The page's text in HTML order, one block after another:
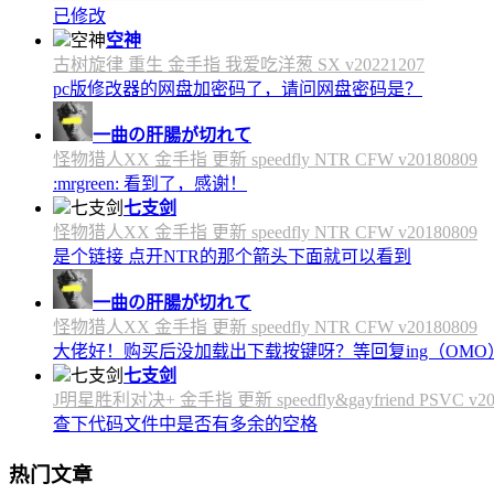
已修改
空神
古树旋律 重生 金手指 我爱吃洋葱 SX v20221207
pc版修改器的网盘加密码了，请问网盘密码是？
一曲の肝腸が切れて
怪物猎人XX 金手指 更新 speedfly NTR CFW v20180809
:mrgreen: 看到了，感谢！
七支剑
怪物猎人XX 金手指 更新 speedfly NTR CFW v20180809
是个链接 点开NTR的那个箭头下面就可以看到
一曲の肝腸が切れて
怪物猎人XX 金手指 更新 speedfly NTR CFW v20180809
大佬好！购买后没加载出下载按键呀？等回复ing（OMO
七支剑
J明星胜利对决+ 金手指 更新 speedfly&gayfriend PSVC
查下代码文件中是否有多余的空格
热门文章